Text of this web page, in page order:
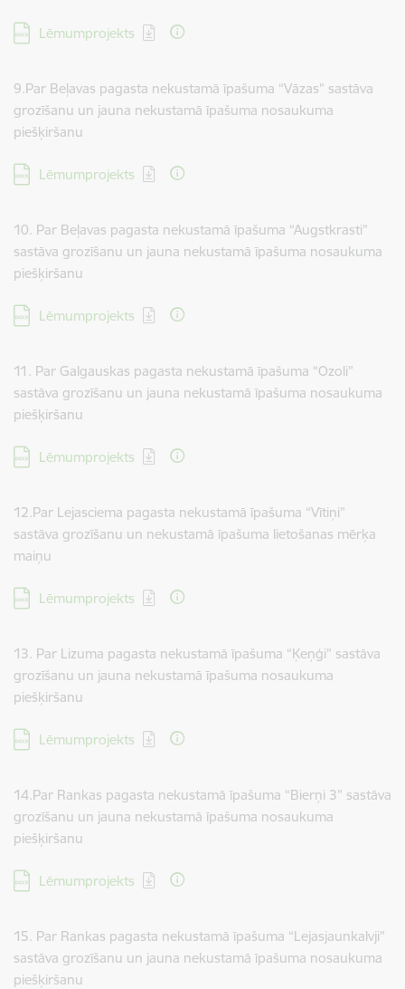
Lejupielādēt:
Lēmumprojekts
9.Par Beļavas pagasta nekustamā īpašuma “Vāzas” sastāva
grozīšanu un jauna nekustamā īpašuma nosaukuma
piešķiršanu
Lejupielādēt:
Lēmumprojekts
10. Par Beļavas pagasta nekustamā īpašuma “Augstkrasti”
sastāva grozīšanu un jauna nekustamā īpašuma nosaukuma
piešķiršanu
Lejupielādēt:
Lēmumprojekts
11. Par Galgauskas pagasta nekustamā īpašuma “Ozoli”
sastāva grozīšanu un jauna nekustamā īpašuma nosaukuma
piešķiršanu
Lejupielādēt:
Lēmumprojekts
12.Par Lejasciema pagasta nekustamā īpašuma “Vītiņi”
sastāva grozīšanu un nekustamā īpašuma lietošanas mērķa
maiņu
Lejupielādēt:
Lēmumprojekts
13. Par Lizuma pagasta nekustamā īpašuma “Ķeņģi” sastāva
grozīšanu un jauna nekustamā īpašuma nosaukuma
piešķiršanu
Lejupielādēt:
Lēmumprojekts
14.Par Rankas pagasta nekustamā īpašuma “Bierņi 3” sastāva
grozīšanu un jauna nekustamā īpašuma nosaukuma
piešķiršanu
Lejupielādēt:
Lēmumprojekts
15. Par Rankas pagasta nekustamā īpašuma “Lejasjaunkalvji”
sastāva grozīšanu un jauna nekustamā īpašuma nosaukuma
piešķiršanu